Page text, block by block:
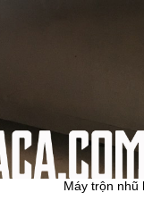
Máy trộn nhũ